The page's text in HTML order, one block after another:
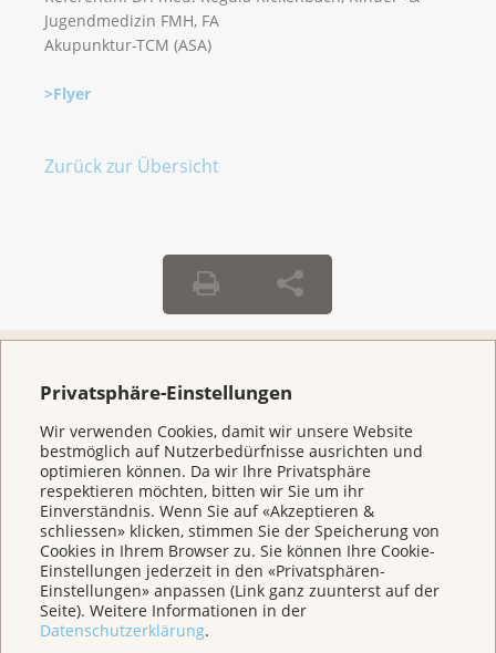
Privatsphäre-Einstellungen
Wir verwenden Cookies, damit wir unsere Website
bestmöglich auf Nutzerbedürfnisse ausrichten und
optimieren können. Da wir Ihre Privatsphäre
respektieren möchten, bitten wir Sie um ihr
Einverständnis. Wenn Sie auf «Akzeptieren &
schliessen» klicken, stimmen Sie der Speicherung von
Cookies in Ihrem Browser zu. Sie können Ihre Cookie-
Einstellungen jederzeit in den «Privatsphären-
Einstellungen» anpassen (Link ganz zuunterst auf der
Seite). Weitere Informationen in der
Datenschutzerklärung.
Jugendmedizin FMH, FA
Akupunktur-TCM (ASA)
>Flyer
Zurück zur Übersicht
Weitere Themen
Home
Für Betroffene & Angehörige
Prävention